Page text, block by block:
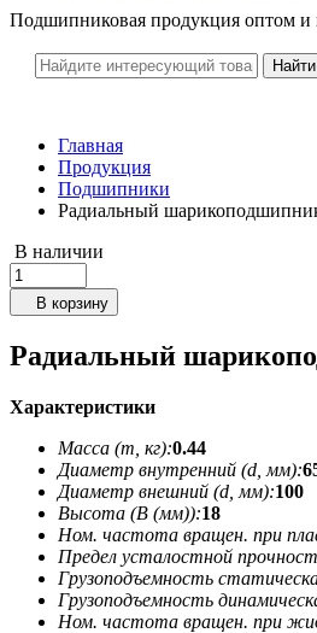
Подшипниковая продукция оптом и
Главная
Продукция
Подшипники
Радиальный
В наличии
В корзину
Радиальный
Характеристики
Масса (m, кг):0.44
Диаметр внутренний (d, мм):
Диаметр внешний (d, мм):100
Высота (В (мм)):18
Ном. частота вращен. при
Предел усталостной
Грузоподъемность
Грузоподъемность
Ном. частота вращен. при